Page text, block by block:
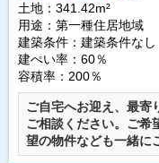
土地：341.42m²
用途：第一種住居地域
建築条件： 建築条件なし
建ぺい率：60％
容積率：200％
ご自宅へお迎え、最寄
ご相談ください。ご希
望の物件なども一緒に